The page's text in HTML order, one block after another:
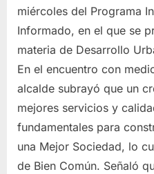
miércoles del Programa
Informado, en el que se
materia de Desarrollo
En el encuentro con
alcalde subrayó que un
mejores servicios y
fundamentales para
una Mejor Sociedad, lo
de Bien Común. Señaló